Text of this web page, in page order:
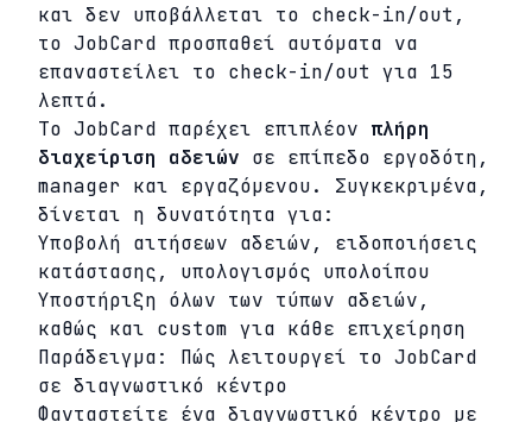
και δεν υποβάλλεται το check-in/out,
το JobCard προσπαθεί αυτόματα να
επαναστείλει το check-in/out για 15
λεπτά.
Το JobCard παρέχει επιπλέον πλήρη
διαχείριση αδειών σε επίπεδο εργοδότη,
manager και εργαζόμενου. Συγκεκριμένα,
δίνεται η δυνατότητα για:
Υποβολή αιτήσεων αδειών, ειδοποιήσεις
κατάστασης, υπολογισμός υπολοίπου
Υποστήριξη όλων των τύπων αδειών,
καθώς και custom για κάθε επιχείρηση
Παράδειγμα: Πώς λειτουργεί το JobCard
σε διαγνωστικό κέντρο
Φανταστείτε ένα διαγνωστικό κέντρο με